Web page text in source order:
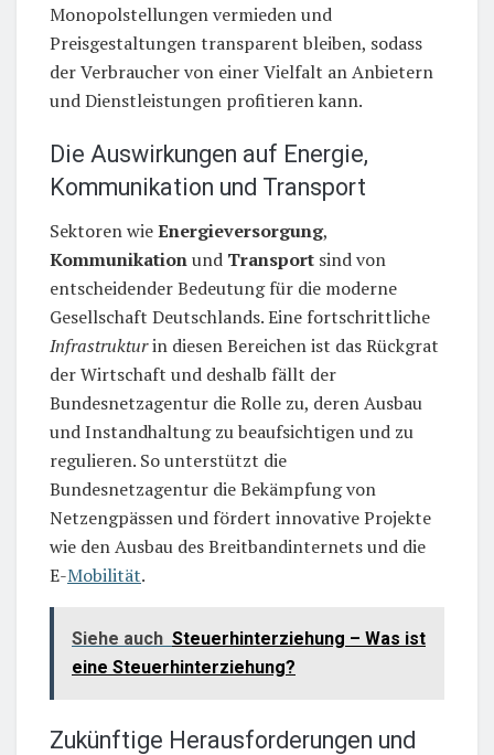
Monopolstellungen vermieden und
Preisgestaltungen transparent bleiben, sodass
der Verbraucher von einer Vielfalt an Anbietern
und Dienstleistungen profitieren kann.
Die Auswirkungen auf Energie,
Kommunikation und Transport
Sektoren wieEnergieversorgung,
Kommunikationund Transport sind von
entscheidender Bedeutung für die moderne
Gesellschaft Deutschlands. Eine fortschrittliche
Infrastrukturin diesen Bereichen ist das Rückgrat
der Wirtschaft und deshalb fällt der
Bundesnetzagentur die Rolle zu, deren Ausbau
und Instandhaltung zu beaufsichtigen und zu
regulieren. So unterstützt die
Bundesnetzagentur die Bekämpfung von
Netzengpässen und fördert innovative Projekte
wie den Ausbau des Breitbandinternets und die
E-Mobilität.
Siehe auch Steuerhinterziehung – Was ist
eine Steuerhinterziehung?
Zukünftige Herausforderungen und